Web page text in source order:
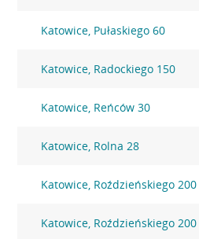
Katowice, Pułaskiego 60
Katowice, Radockiego 150
Katowice, Reńców 30
Katowice, Rolna 28
Katowice, Roździeńskiego 200
Katowice, Roździeńskiego 200